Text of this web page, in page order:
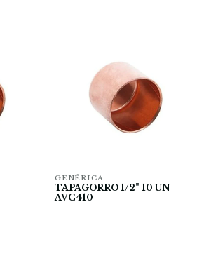
GENÉRICA
TAPAGORRO 1/2" 10 UN
AVC410